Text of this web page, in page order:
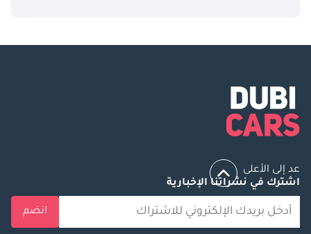
عد إلى الأعلى
اشترك في نشراتنا الإخبارية
انضم